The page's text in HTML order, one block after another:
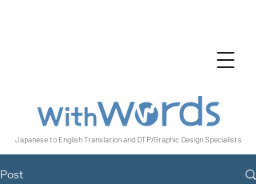
Japanese to English Translation and DTP/Graphic Design Specialists
Post